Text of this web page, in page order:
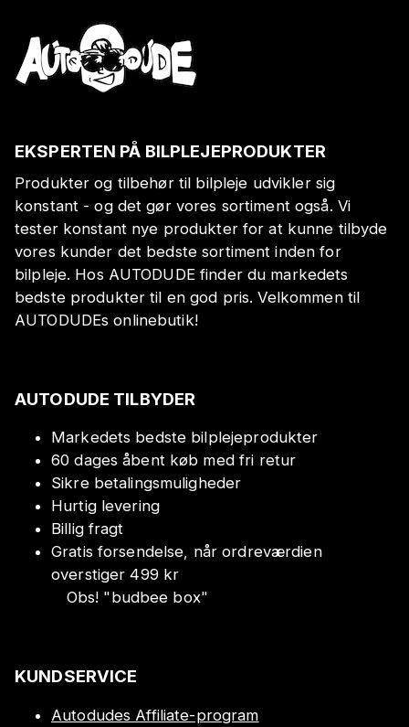
EKSPERTEN PÅ BILPLEJEPRODUKTER
Produkter og tilbehør til bilpleje udvikler sig
konstant - og det gør vores sortiment også. Vi
tester konstant nye produkter for at kunne tilbyde
vores kunder det bedste sortiment inden for
bilpleje. Hos AUTODUDE finder du markedets
bedste produkter til en god pris. Velkommen til
AUTODUDEs onlinebutik!
AUTODUDE TILBYDER
Markedets bedste bilplejeprodukter
60 dages åbent køb med fri retur
Sikre betalingsmuligheder
Hurtig levering
Billig fragt
Gratis forsendelse, når ordreværdien
overstiger 499 kr
Obs! "budbee box"
KUNDSERVICE
Autodudes Affiliate-program